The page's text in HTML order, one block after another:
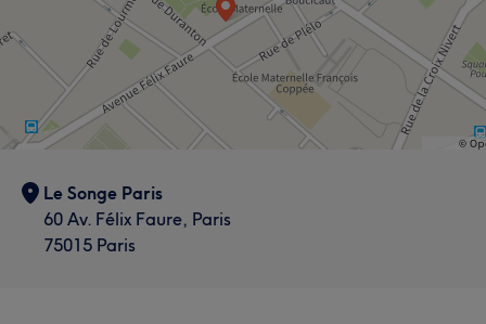
Le Songe Paris
60 Av. Félix Faure, Paris
75015 Paris